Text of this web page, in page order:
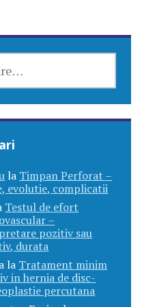
la Timpan Perforat –
evolutie, complicatii
Testul de efort
–
pozitiv sau
durata
la Tratament minim
in hernia de disc-
percutana